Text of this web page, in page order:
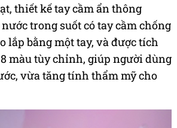
thiết kế tay cầm ẩn thông
trong suốt có tay cầm chống
lắp bằng một tay, và được tích
màu tùy chỉnh, giúp người dùng
vừa tăng tính thẩm mỹ cho